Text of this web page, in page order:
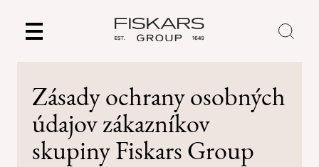
content
Zásady ochrany osobných
údajov zákazníkov
skupiny Fiskars Group